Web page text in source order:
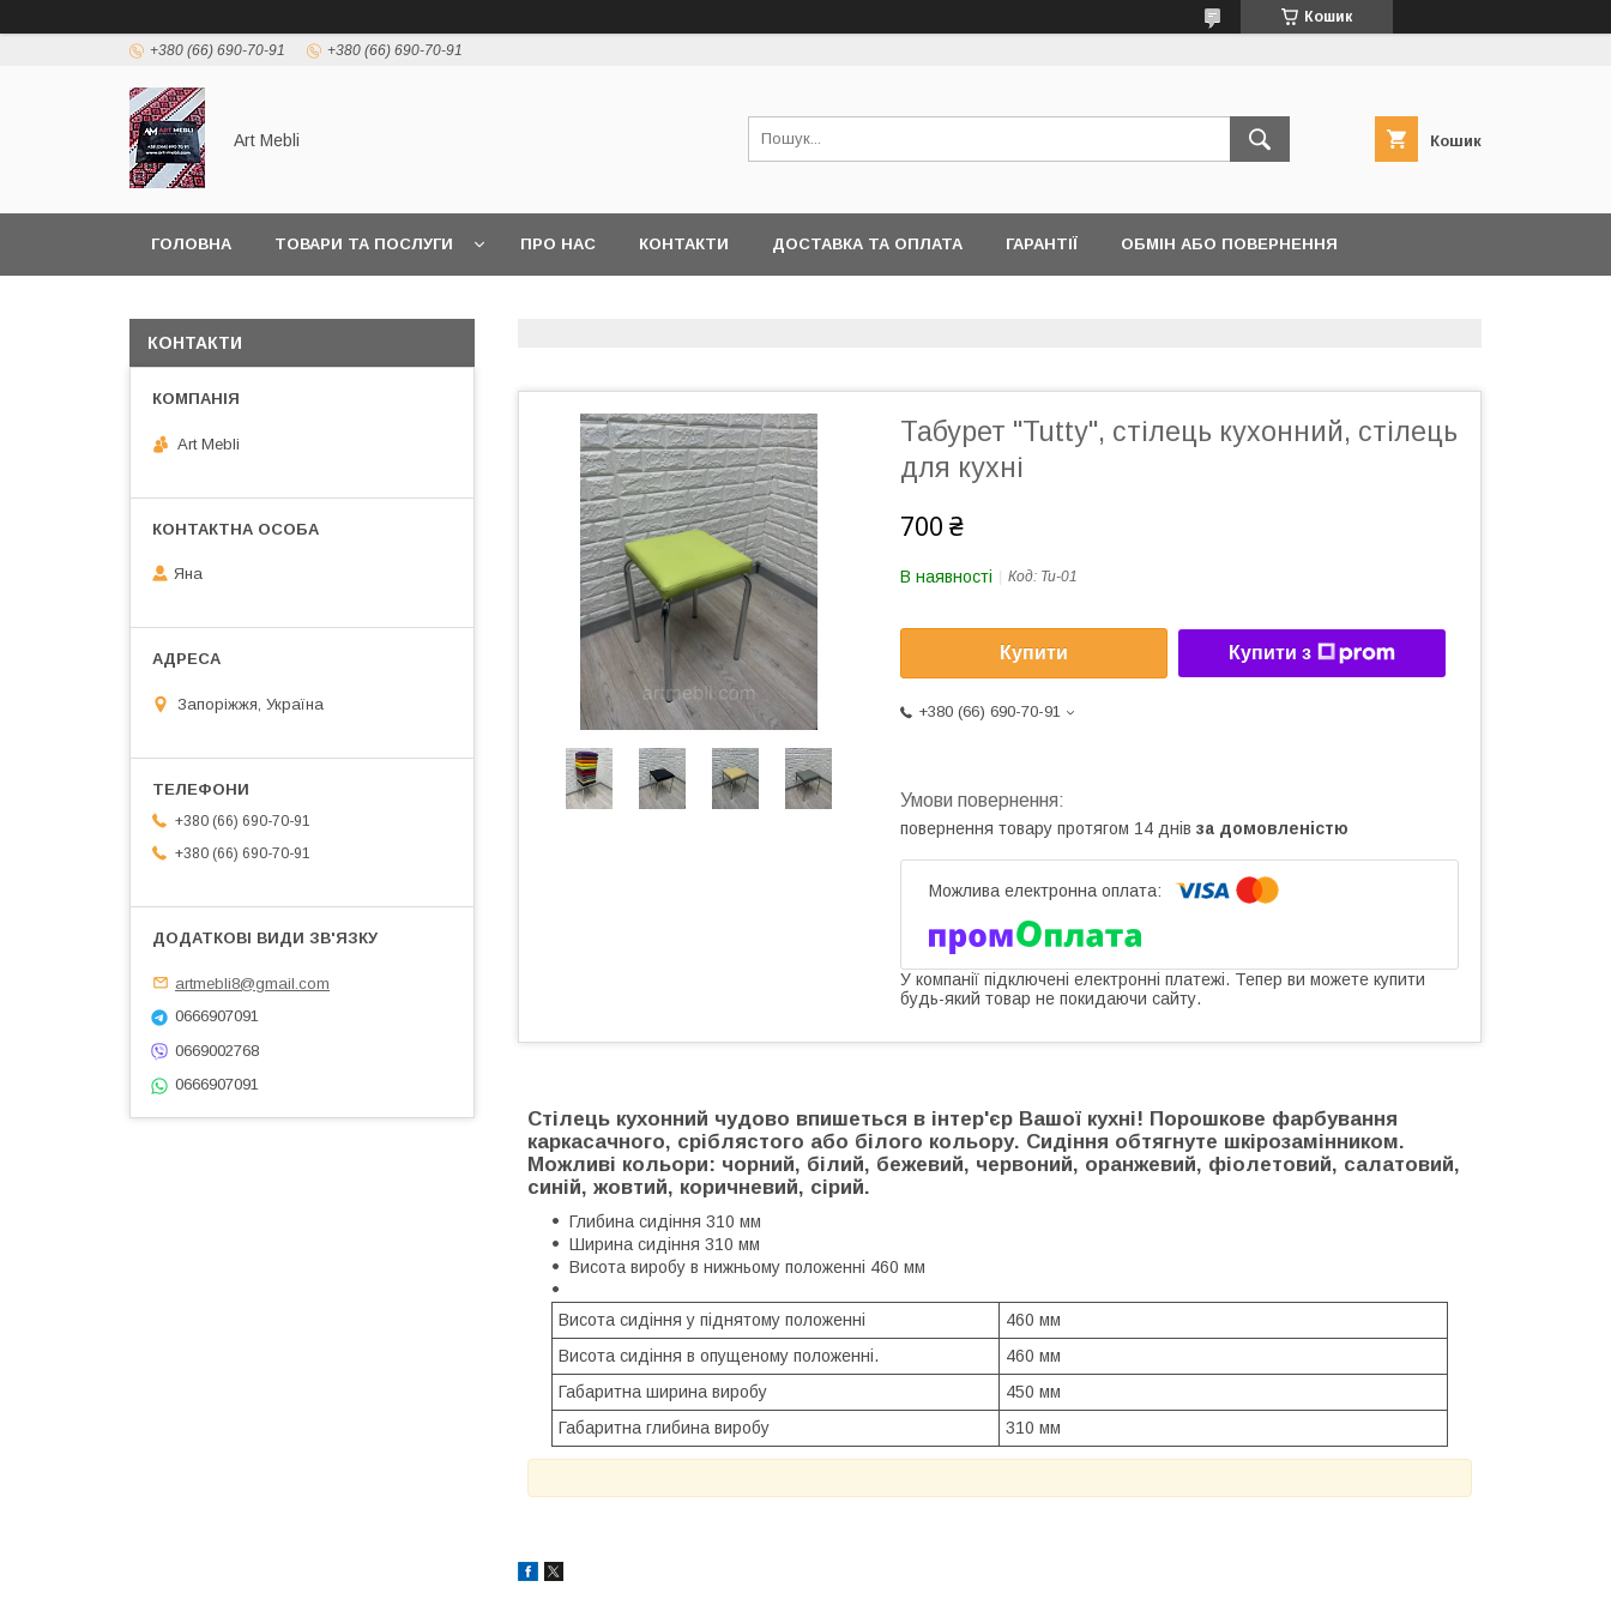
Кошик
+380 (66) 690-70-91 +380 (66) 690-70-91
Art Mebli Кошик
ГОЛОВНА ТОВАРИ ТА ПОСЛУГИ ПРО НАС КОНТАКТИ ДОСТАВКА ТА ОПЛАТА ГАРАНТІЇ ОБМІН АБО ПОВЕРНЕННЯ
Табурет "Tutty", стілець кухонний, стілець
для кухні
700 ₴
В наявності Код: Tu-01
Купити Купити з
+380 (66) 690-70-91
повернення товару протягом 14 днів за домовленістю
У компанії підключені електронні платежі. Тепер ви можете купити
будь-який товар не покидаючи сайту.
Стілець кухонний чудово впишеться в інтер'єр Вашої кухні! Порошкове фарбування
каркасачного, сріблястого або білого кольору. Сидіння обтягнуте шкірозамінником.
Можливі кольори: чорний, білий, бежевий, червоний, оранжевий, фіолетовий, салатовий,
синій, жовтий, коричневий, сірий.
Глибина сидіння 310 мм
Ширина сидіння 310 мм
Висота виробу в нижньому положенні 460 мм
Висота сидіння у піднятому положенні
460 мм
Висота сидіння в опущеному положенні.
460 мм
Габаритна ширина виробу
450 мм
Габаритна глибина виробу
310 мм
КОНТАКТИ
Art Mebli
Яна
Запоріжжя, Україна
+380 (66) 690-70-91
+380 (66) 690-70-91
artmebli8@gmail.com
0666907091
0669002768
0666907091